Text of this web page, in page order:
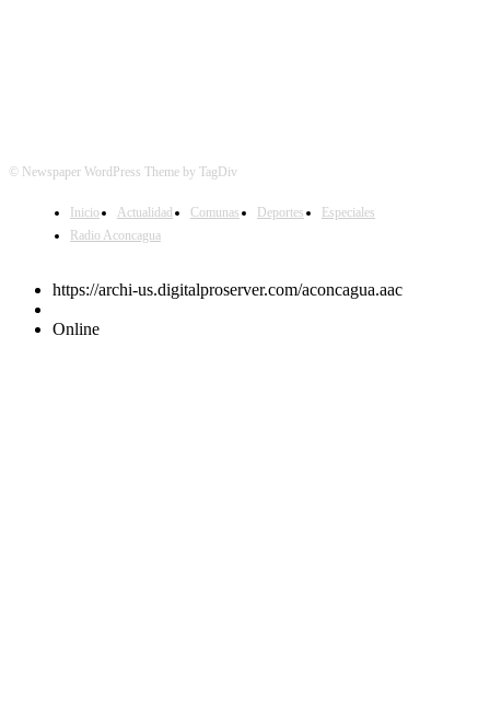
© Newspaper WordPress Theme by TagDiv
Inicio Actualidad Comunas Deportes
Especiales
Radio Aconcagua
https://archi-us.digitalproserver.com/aconcagua.aac
Online